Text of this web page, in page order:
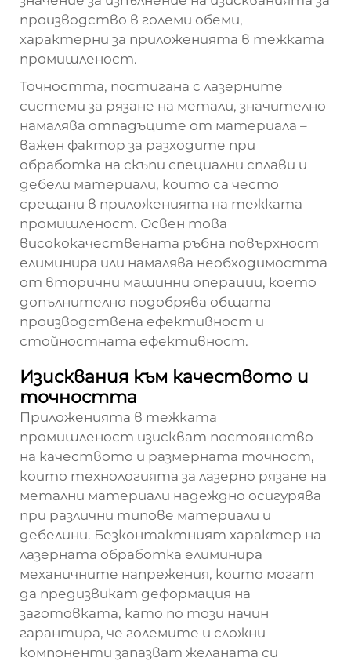
производство в големи обеми,
характерни за приложенията в тежката
промишленост.
Точността, постигана с лазерните
системи за рязане на метали, значително
намалява отпадъците от материала –
важен фактор за разходите при
обработка на скъпи специални сплави и
дебели материали, които са често
срещани в приложенията на тежката
промишленост. Освен това
висококачествената ръбна повърхност
елиминира или намалява необходимостта
от вторични машинни операции, което
допълнително подобрява общата
производствена ефективност и
стойностната ефективност.
Изисквания към качеството и
точността
Приложенията в тежката
промишленост изискват постоянство
на качеството и размерната точност,
които технологията за лазерно рязане на
метални материали надеждно осигурява
при различни типове материали и
дебелини. Безконтактният характер на
лазерната обработка елиминира
механичните напрежения, които могат
да предизвикат деформация на
заготовката, като по този начин
гарантира, че големите и сложни
компоненти запазват желаната си